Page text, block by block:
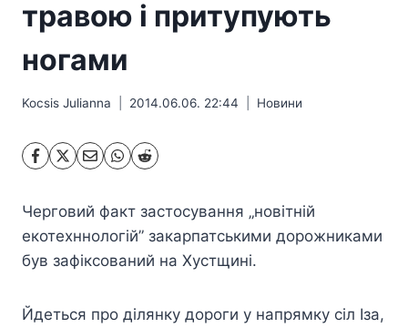
травою і притупують
ногами
Kocsis Julianna 2014.06.06. 22:44 Hовини
Черговий факт застосування „новітній
екотехннологій” закарпатськими дорожниками
був зафіксований на Хустщині.
Йдеться про ділянку дороги у напрямку сіл Іза,